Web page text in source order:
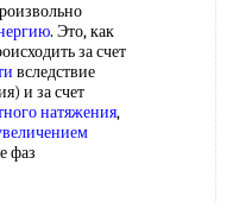
. Это, как
за счет
вследствие
и за счет
натяжения,
фаз